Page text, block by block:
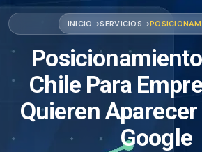
INICIO SERVICIOS
Posicionamiento
Chile Para
Quieren
Google